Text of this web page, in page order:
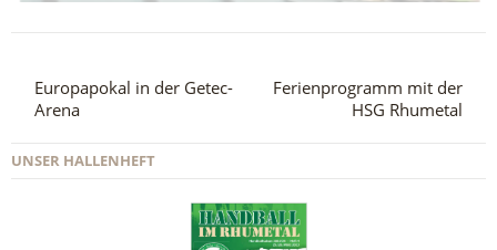
Europapokal in der Getec-
Arena
Ferienprogramm mit der
HSG Rhumetal
UNSER HALLENHEFT